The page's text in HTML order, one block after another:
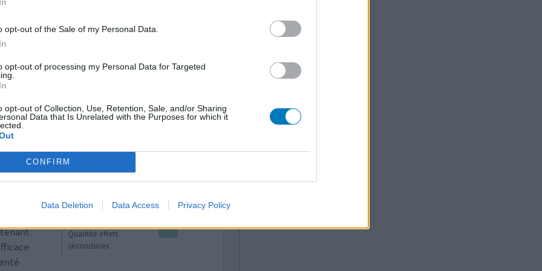
opt-out of the Sale of my Personal Data.
opt-out of processing my Personal Data for Targeted
opt-out of Collection, Use, Retention, Sale, and/or Sharing
Data that Is Unrelated with the Purposes for which it
CONFIRM
Data Deletion Data Access Privacy Policy
de
grosse crise, envie de vomir, difficultés à
a nouv
Quantité effets
secondaires
de